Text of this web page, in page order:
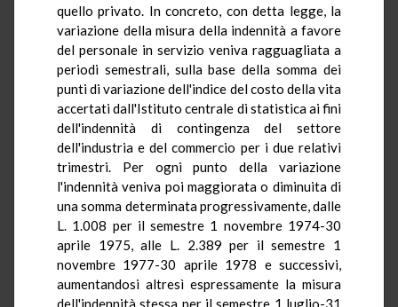
quello privato. In concreto, con detta legge, la
variazione della misura della indennità a favore
del personale in servizio veniva ragguagliata a
periodi semestrali, sulla base della somma dei
punti di variazione dell'indice del costo della vita
accertati dall'Istituto centrale di statistica ai fini
dell'indennità di contingenza del settore
dell'industria e del commercio per i due relativi
trimestri. Per ogni punto della variazione
l'indennità veniva poi maggiorata o diminuita di
una somma determinata progressivamente, dalle
L. 1.008 per il semestre 1 novembre 1974-30
aprile 1975, alle L. 2.389 per il semestre 1
novembre 1977-30 aprile 1978 e successivi,
aumentandosi altresì espressamente la misura
dell'indennità stessa per il semestre 1 luglio-31